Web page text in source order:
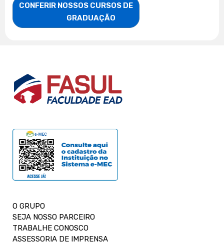
CONFERIR NOSSOS CURSOS DE
                    GRADUAÇÃO
O GRUPO
SEJA NOSSO PARCEIRO
TRABALHE CONOSCO
ASSESSORIA DE IMPRENSA